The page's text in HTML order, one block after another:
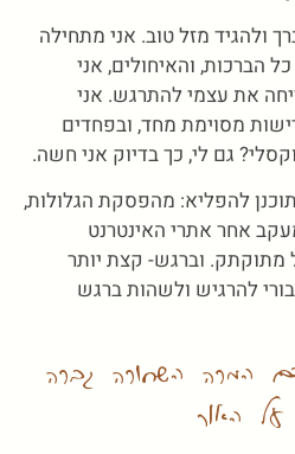
ולהגיד מזל טוב. אני מתחילה
הברכות, והאיחולים, אני
את עצמי להתרגש. אני
מסוימת מחד, ובפחדים
גם לי, כך בדיוק אני חשה.
להפליא: מהפסקת הגלולות,
אחר אתרי האינטרנט
מתוקתק. וברגש- קצת יותר
להרגיש ולשהות ברגש
המרה השחורה גברה
על האור